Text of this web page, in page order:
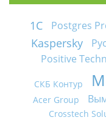
1С Postgres
Kaspersky
Positive
СКБ Контур
Acer Group
Crosstech